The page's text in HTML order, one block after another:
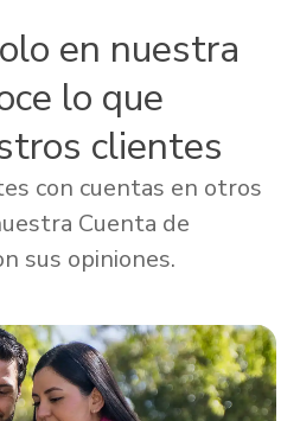
en nuestra
lo que
clientes
con cuentas en otros
Cuenta de
sus opiniones.